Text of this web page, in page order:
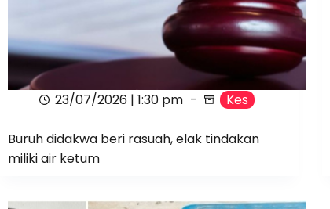
23/07/2026 | 1:30 pm Kes
Buruh didakwa beri rasuah, elak tindakan
miliki air ketum